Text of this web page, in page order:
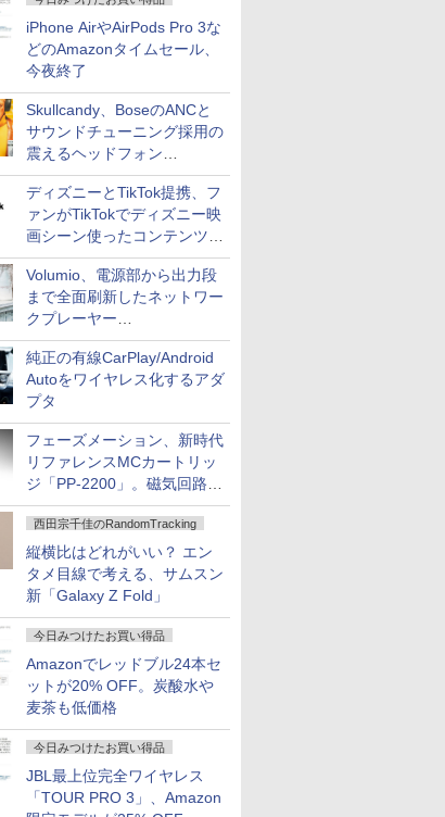
iPhone AirやAirPods Pro 3な
どのAmazonタイムセール、
今夜終了
Skullcandy、BoseのANCと
サウンドチューニング採用の
震えるヘッドフォン
「Crusher 1080 ANC」
ディズニーとTikTok提携、フ
ァンがTikTokでディズニー映
画シーン使ったコンテンツ制
作、Disney+にも配信
Volumio、電源部から出力段
まで全面刷新したネットワー
クプレーヤー
「Primo（2026）」
純正の有線CarPlay/Android
Autoをワイヤレス化するアダ
プタ
フェーズメーション、新時代
リファレンスMCカートリッ
ジ「PP-2200」。磁気回路や
ハウジングを根本から見直し
西田宗千佳のRandomTracking
縦横比はどれがいい？ エン
タメ目線で考える、サムスン
新「Galaxy Z Fold」
今日みつけたお買い得品
Amazonでレッドブル24本セ
ットが20% OFF。炭酸水や
麦茶も低価格
今日みつけたお買い得品
JBL最上位完全ワイヤレス
「TOUR PRO 3」、Amazon